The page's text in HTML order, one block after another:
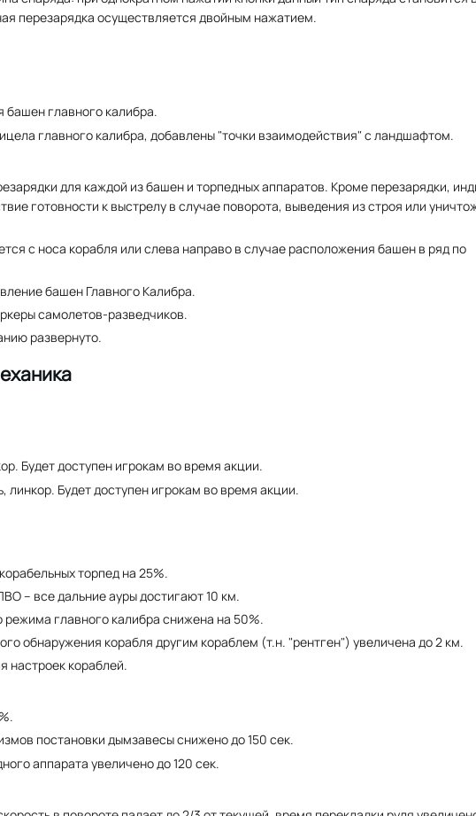
перезарядка осуществляется двойным нажатием.
главного калибра.
главного калибра, добавлены "точки взаимодействия" с ландшафтом.
для каждой из башен и торпедных аппаратов. Кроме перезарядки,
готовности к выстрелу в случае поворота, выведения из строя или
с носа корабля или слева направо в случае расположения башен в ряд по
башен Главного Калибра.
самолетов-разведчиков.
развернуто.
Будет доступен игрокам во время акции.
линкор. Будет доступен игрокам во время акции.
торпед на 25%.
– все дальние ауры достигают 10 км.
режима главного калибра снижена на 50%.
обнаружения корабля другим кораблем (т.н. "рентген") увеличена до 2 км.
настроек кораблей.
постановки дымзавесы снижено до 150 сек.
аппарата увеличено до 120 сек.